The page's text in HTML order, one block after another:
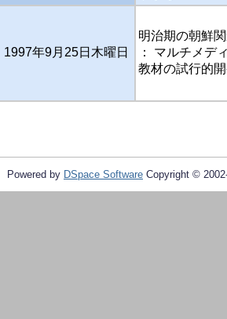
1997年9月25日木曜日
明治期の朝鮮
： マルチメデ
教材の試行的
Powered by DSpace Software Copyright ©